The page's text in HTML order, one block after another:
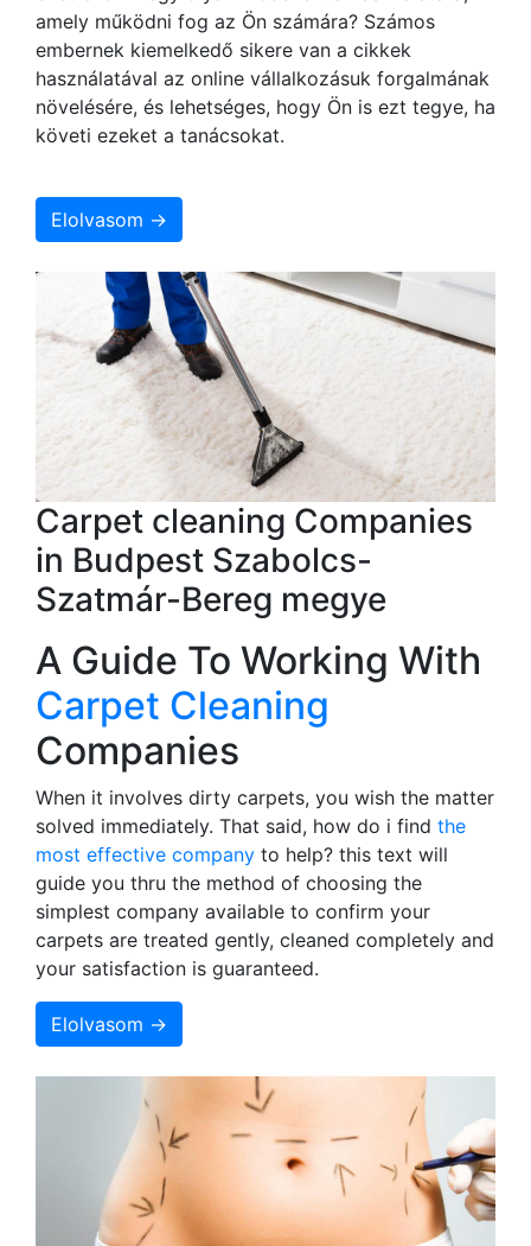
amely működni fog az Ön számára? Számos
embernek kiemelkedő sikere van a cikkek
használatával az online vállalkozásuk forgalmának
növelésére, és lehetséges, hogy Ön is ezt tegye, ha
követi ezeket a tanácsokat.
Elolvasom →
Carpet cleaning Companies
in Budpest Szabolcs-
Szatmár-Bereg megye
A Guide To Working With
Carpet Cleaning
Companies
When it involves dirty carpets, you wish the matter
solved immediately. That said, how do i find the
most effective company to help? this text will
guide you thru the method of choosing the
simplest company available to confirm your
carpets are treated gently, cleaned completely and
your satisfaction is guaranteed.
Elolvasom →